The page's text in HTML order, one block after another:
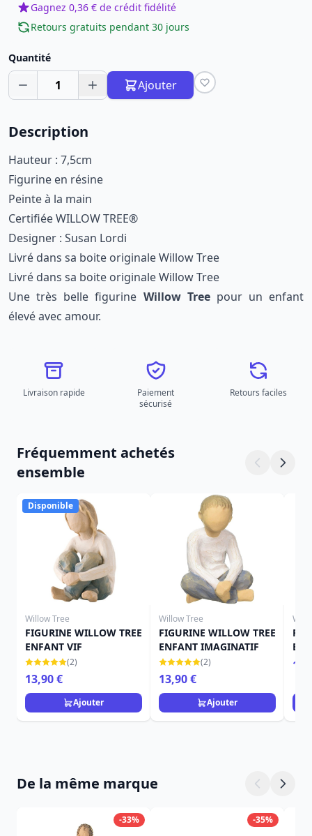
Gagnez 0,36 € de crédit fidélité
Retours gratuits pendant 30 jours
Quantité
1 Ajouter
Description
Hauteur : 7,5cm
Figurine en résine
Peinte à la main
Certifiée WILLOW TREE®
Designer : Susan Lordi
Livré dans sa boite originale Willow Tree
Livré dans sa boite originale Willow Tree
Une très belle figurine Willow Treepour un enfant
élevé avec amour.
Livraison rapide
Paiement
sécurisé
Retours faciles
Fréquemment achetés
ensemble
Disponible
Willow Tree
FIGURINE WILLOW TREE
ENFANT VIF
(2)
13,90 €
Ajouter
Willow Tree
FIGURINE WILLOW TREE
ENFANT IMAGINATIF
(2)
13,90 €
Ajouter
De la même marque
-33% -35%